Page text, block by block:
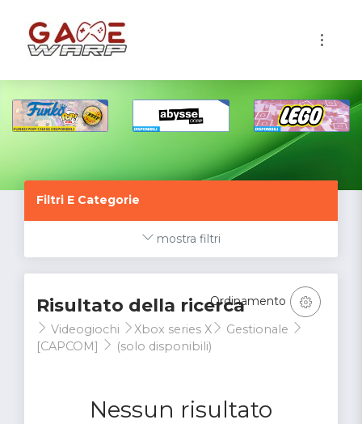
Filtri E Categorie
mostra filtri
Risultato della ricerca
Videogiochi Xbox series X
Gestionale
[CAPCOM]
(solo disponibili)
Nessun risultato
Ordinamento